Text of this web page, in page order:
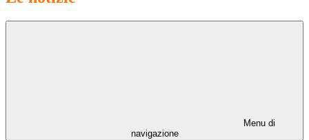
Menu di
navigazione